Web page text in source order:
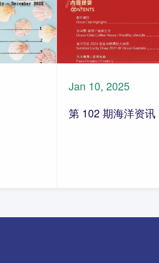
Jan 10, 2025
第 102 期海洋资讯